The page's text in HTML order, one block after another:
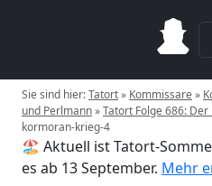
Sie sind hier:Tatort» Kommissare»
und Perlmann»Tatort Folge 686:
kormoran-krieg-4
🏖️ Aktuell ist Tatort-
es ab 13 September. Mehr